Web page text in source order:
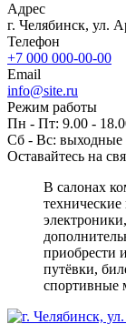
Адрес
г. Челябинск, ул.
Телефон
+7 000 000-00-00
Email
info@site.ru
Режим работы
Пн - Пт: 9.00 -
Сб - Вс: выходные
Оставайтесь на
В салонах
приобрести
путёвки,
спортивные